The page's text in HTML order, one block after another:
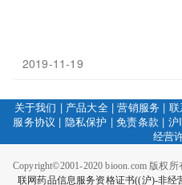
2019-11-19
关于我们 | 产品大全|营销服务 | 联
服务协议 | 隐私保护 |免责条款 | 沪
经营
Copyright©2001-2020 bioon.com 版权
联网药品信息服务资格证书((沪)-非经